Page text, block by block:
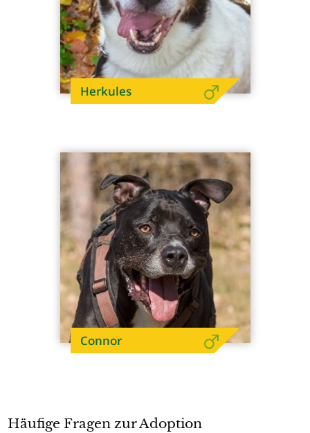
Herkules
Connor
Häufige Fragen zur Adoption